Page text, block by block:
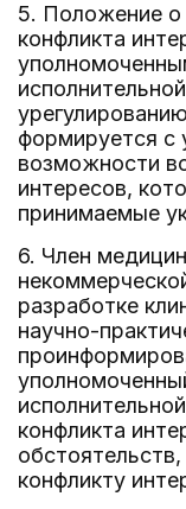
5. Положение о
конфликта
формируется с
возможности
интересов,
принимаемые
6. Член
разработке
научно-
конфликта
конфликту